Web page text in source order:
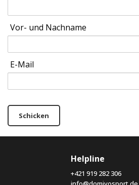
Vor- und Nachname
E-Mail
Schicken
Helpline
+421 919 282 306